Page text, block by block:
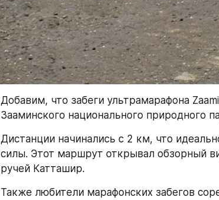
Добавим, что забеги ультрамарафона
Зааминского национального природного
Дистанции начинались с 2 км, что
силы. Этот маршрут открывал обзорный
ручей Катташир.
Также любители марафонских забегов